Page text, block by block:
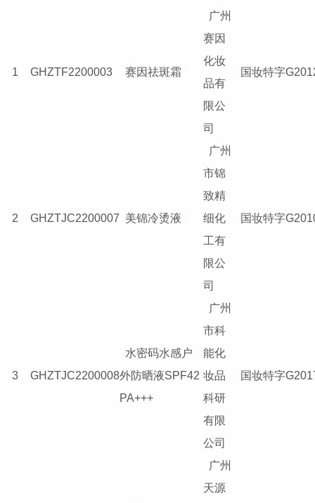
1 GHZTF2200003 赛因祛斑霜
广州
赛因
化妆
品有
限公
司
国妆特字
2 GHZTJC2200007 美锦冷烫液
广州
市锦
致精
细化
工有
限公
司
国妆特字
3 GHZTJC2200008
水密码水感户
外防晒液SPF42
PA+++
广州
市科
能化
妆品
科研
有限
公司
国妆特字
广州
天源